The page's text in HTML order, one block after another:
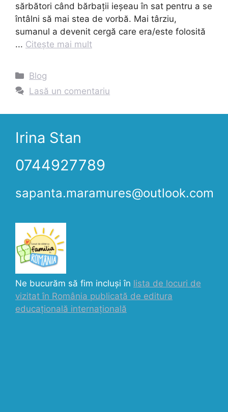
sărbători când bărbații ieșeau în sat pentru a se
întâlni să mai stea de vorbă. Mai târziu,
sumanul a devenit cergă care era/este folosită
... Citește mai mult
Categorii
Blog
Lasă un comentariu
Irina Stan
0744927789
sapanta.maramures@outlook.com
Ne bucurăm să fim incluși în lista de locuri de
vizitat în România publicată de editura
educațională internațională